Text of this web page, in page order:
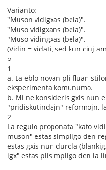
Varianto:
"Muson vidigxas (bela)".
"Muso vidigxans (bela)".
"Muso vidingxas (bela)".
(Vidin = vidati, sed kun ciuj
○
1
a. La eblo novan pli fluan
eksperimenta komunumo.
b. Mi ne konsideris gxis nun
"pridiskutindajn" reformojn,
2
La regulo proponata "kato
muson" estas simpligo den
estas gxis nun durola
igx" estas plisimpligo den la